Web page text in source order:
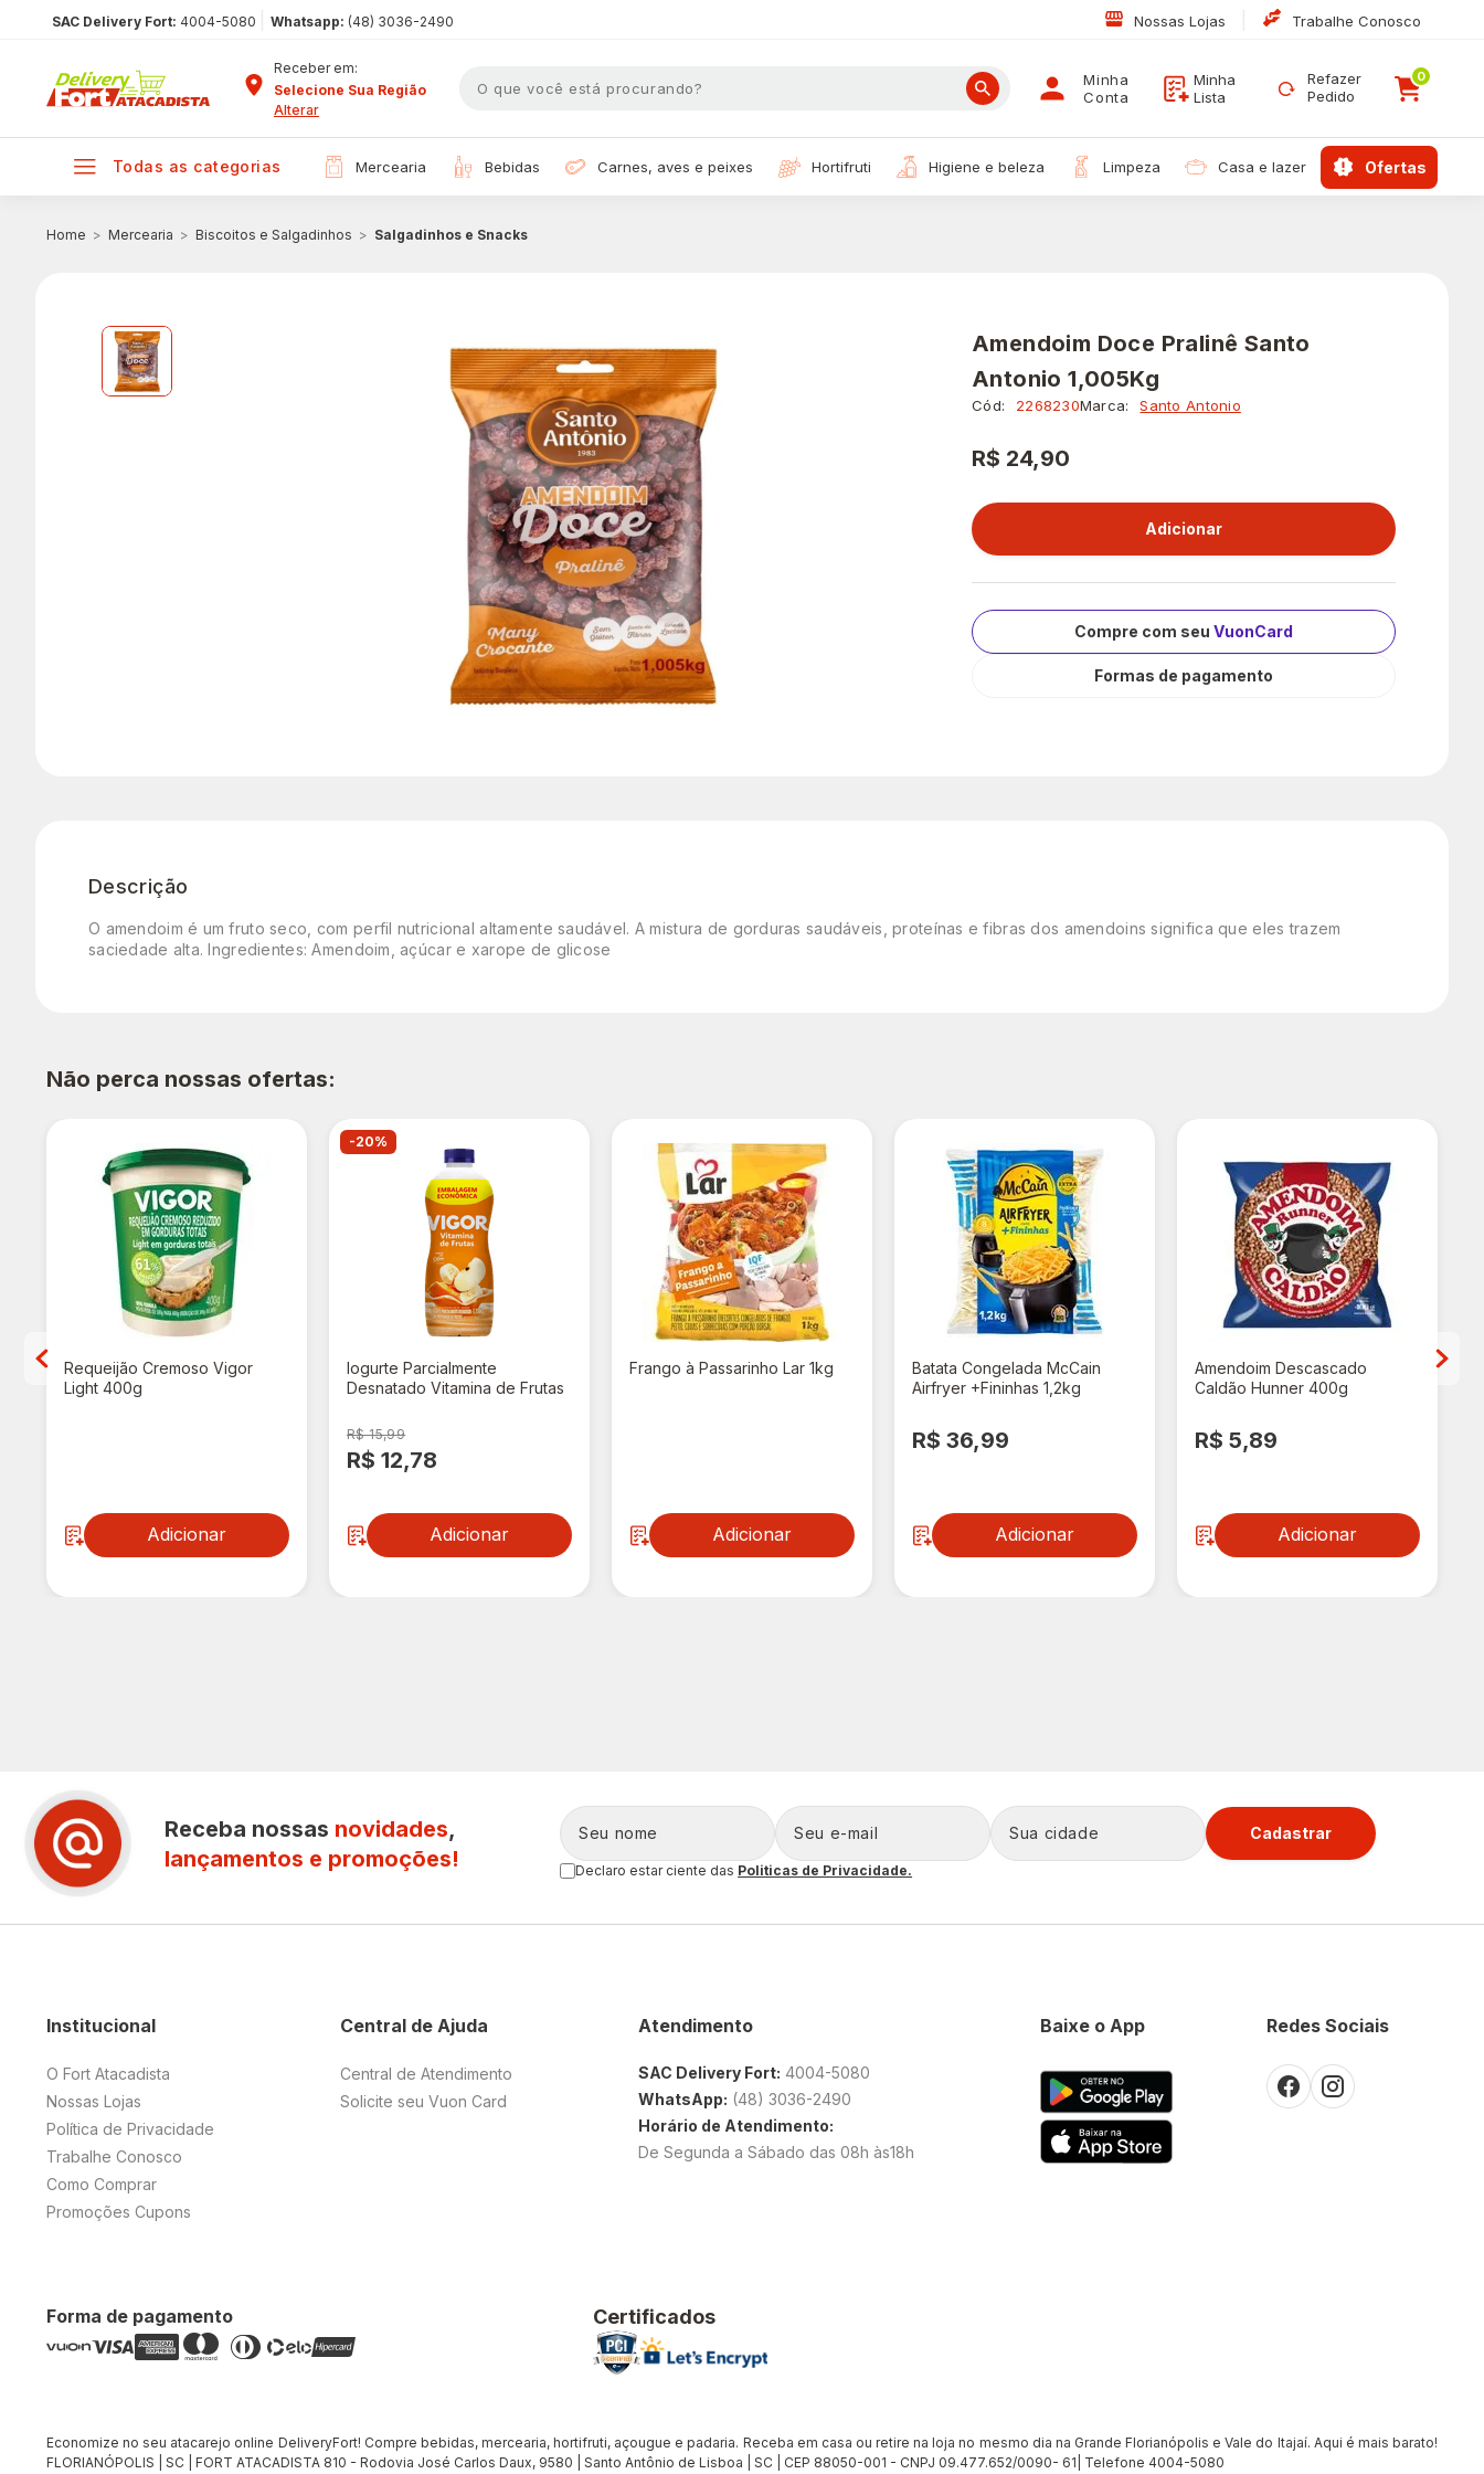
SAC Delivery Fort: 4004-5080 Whatsapp: (48) 3036-2490 Nossas Lojas Trabalhe Conosco
Receber em:
Selecione Sua Região
Alterar
Minha
Conta
Minha
Lista
Refazer
Pedido
0
todas as categorias mercearia bebidas carnes, aves e peixes hortifruti higiene e beleza limpeza casa e lazer ofertas
Mercearia Biscoitos e Salgadinhos Salgadinhos e Snacks
Amendoim Doce Pralinê Santo
Antonio 1,005Kg
Cód: 2268230Marca: Santo Antonio
R$ 24,90
Compre com seu VuonCard
Formas de pagamento
Descrição
O amendoim é um fruto seco, com perfil nutricional altamente saudável. A mistura de gorduras saudáveis, proteínas e fibras dos amendoins significa que eles trazem
saciedade alta. Ingredientes: Amendoim, açúcar e xarope de glicose
Não perca nossas ofertas:
Requeijão Cremoso Vigor
Light 400g
Adicionar
-20%
Iogurte Parcialmente
Desnatado Vitamina de Frutas
R$ 15,99
R$ 12,78
Adicionar
Frango à Passarinho Lar 1kg
Adicionar
Batata Congelada McCain
Airfryer +Fininhas 1,2kg
R$ 36,99
Adicionar
Amendoim Descascado
Caldão Hunner 400g
R$ 5,89
Adicionar
Receba nossas novidades,
lançamentos e promoções!
Cadastrar
Declaro estar ciente das Politicas de Privacidade.
Central de Ajuda
Central de Atendimento
Solicite seu Vuon Card
Institucional
O Fort Atacadista
Nossas Lojas
Política de Privacidade
Trabalhe Conosco
Como Comprar
Promoções Cupons
Atendimento
SAC Delivery Fort: 4004-5080
WhatsApp: (48) 3036-2490
Horário de Atendimento:
De Segunda a Sábado das 08h às18h
Redes Sociais
Baixe o App
Forma de pagamento Certificados
Economize no seu atacarejo online DeliveryFort! Compre bebidas, mercearia, hortifruti, açougue e padaria. Receba em casa ou retire na loja no mesmo dia na Grande Florianópolis e Vale do Itajaí. Aqui é mais barato!
FLORIANÓPOLIS | SC | FORT ATACADISTA 810 - Rodovia José Carlos Daux, 9580 | Santo Antônio de Lisboa | SC | CEP 88050-001 - CNPJ 09.477.652/0090- 61| Telefone 4004-5080